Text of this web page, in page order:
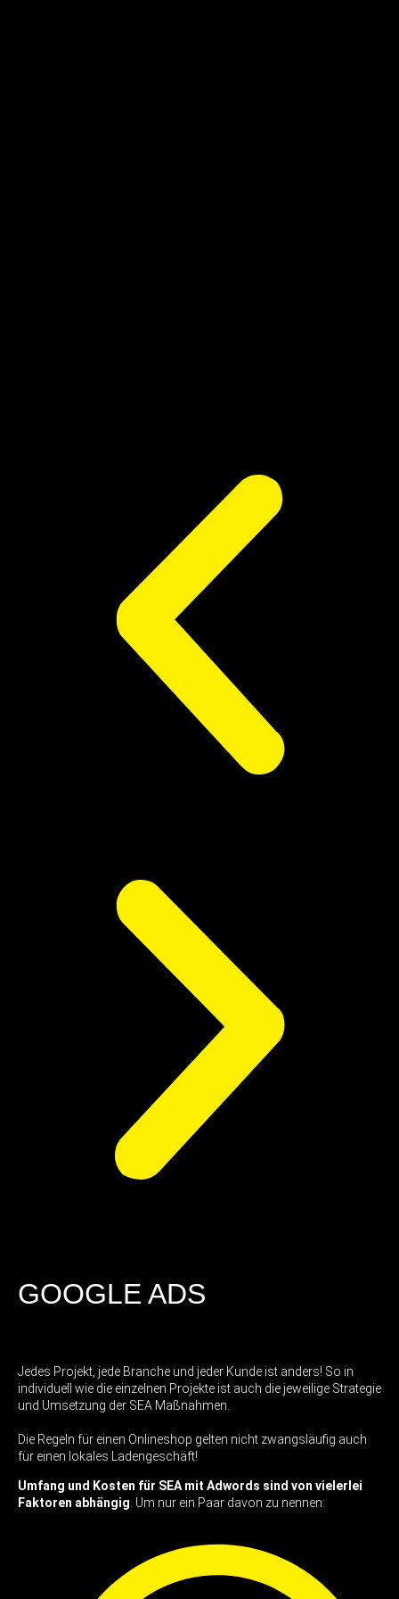
GOOGLE ADS
Jedes Projekt, jede Branche und jeder Kunde ist anders! So in
individuell wie die einzelnen Projekte ist auch die jeweilige Strategie
und Umsetzung der SEA Maßnahmen.
Die Regeln für einen Onlineshop gelten nicht zwangsläufig auch
für einen lokales Ladengeschäft!
Umfang und Kosten für SEA mit Adwords sind von vielerlei
Faktoren abhängig. Um nur ein Paar davon zu nennen: